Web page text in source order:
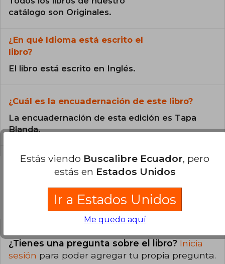
catálogo son Originales.
¿En qué Idioma está escrito el
libro?
El libro está escrito en Inglés.
¿Cuál es la encuadernación de este libro?
La encuadernación de esta edición es Tapa
Blanda.
Preguntas y respuestas sobre el libro
¿Tienes una pregunta sobre el libro? Inicia
sesión para poder agregar tu propia pregunta.
Estás viendo Buscalibre Ecuador, pero
estás en Estados Unidos
Ir a Estados Unidos
Me quedo aquí